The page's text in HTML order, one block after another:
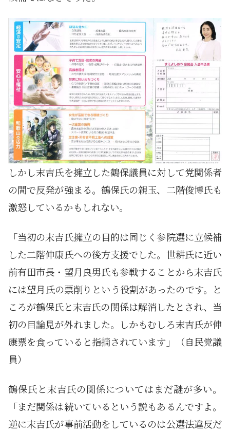
しかし末吉氏を擁立した鶴保議員に対して党関係者
の間で反発が強まる。鶴保氏の親玉、二階俊博氏も
激怒しているかもしれない。
「当初の末吉氏擁立の目的は同じく参院選に立候補
した二階伸康氏への後方支援でした。世耕氏に近い
前有田市長・望月良男氏も参戦することから末吉氏
には望月氏の票削りという役割があったのです。と
ころが鶴保氏と末吉氏の関係は解消したとされ、当
初の目論見が外れました。しかもむしろ末吉氏が伸
康票を食っていると指摘されています」（自民党議
員）
鶴保氏と末吉氏の関係についてはまだ謎が多い。
「まだ関係は続いているという説もあるんですよ。
逆に末吉氏が事前活動をしているのは公選法違反だ